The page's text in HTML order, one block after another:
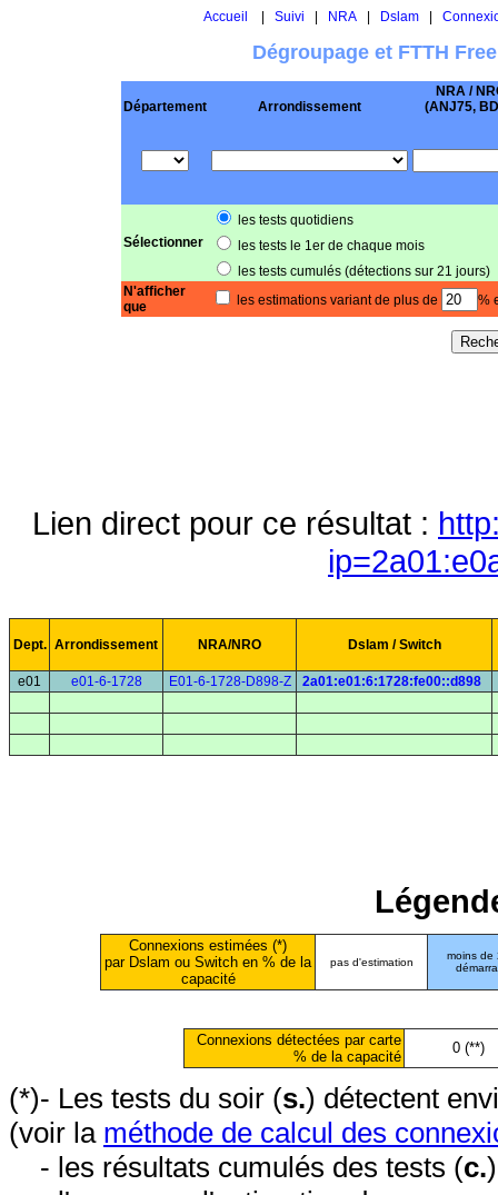
Accueil Suivi NRA| Dslam|
Dégroupage et FTTH
Département Arrondissement
NRA /
(ANJ75,
Sélectionner
les tests quotidiens
les tests le 1er de chaque mois
les tests cumulés (détections sur 21 jours)
N'afficher
que
les estimations variant de plus de %
Lien direct pour ce résultat :
Dept. Arrondissement NRA/NRO Dslam / Switch
e01 e01-6-1728 E01-6-1728-D898-Z 2a01:e01:6:1728:fe00::d898
Connexions estimées (*)
par Dslam ou Switch en % de la
capacité
pas d'estimation
moins de
Connexions détectées par carte
% de la capacité
0 (**)
(*)- Les tests du soir (s.) détectent
(voir la méthode de calcul des
- les résultats cumulés des tests (c.